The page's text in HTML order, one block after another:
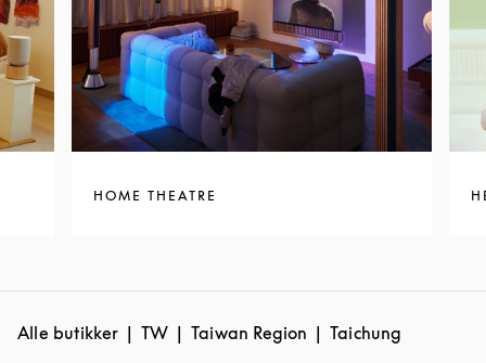
HOME THEATRE
Alle butikker TW Taiwan Region Taichung